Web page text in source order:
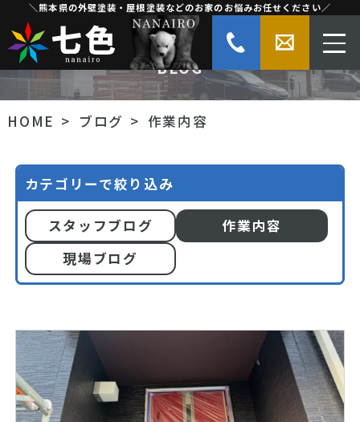
＼熊本県の外壁塗装・屋根塗装などのお家のお悩みお任せください／
作業内容
BLOG
HOME ブログ 作業内容
カテゴリーで絞り込み
スタッフブログ
作業内容
現場ブログ